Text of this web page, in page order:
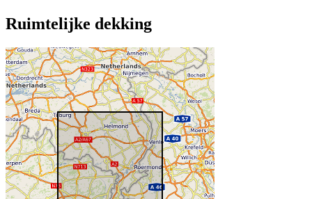
Ruimtelijke dekking